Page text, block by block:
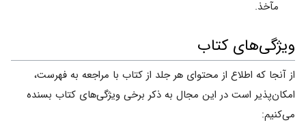
مآخذ.
ویژگى‌هاى کتاب
از آنجا که اطلاع از محتواى هر جلد از کتاب با مراجعه به فهرست،
امکان‌پذیر است در این مجال به ذکر برخى ویژگى‌هاى کتاب بسنده
مى‌کنیم: